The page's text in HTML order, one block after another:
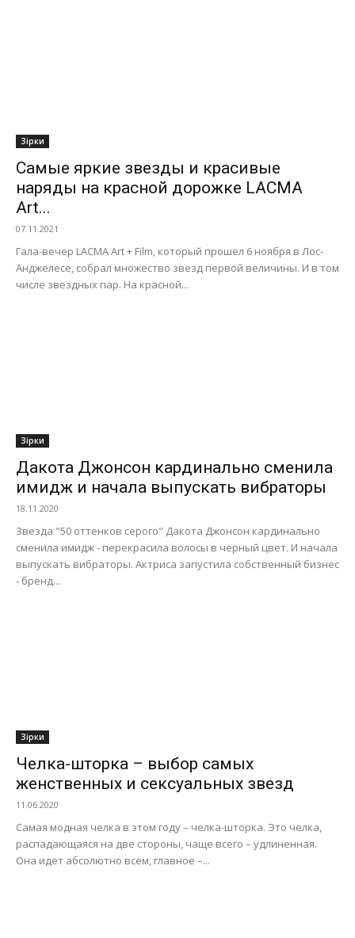
Зірки
Самые яркие звезды и красивые
наряды на красной дорожке LACMA
Art...
07.11.2021
Гала-вечер LACMA Art + Film, который прошел 6 ноября в Лос-
Анджелесе, собрал множество звезд первой величины. И в том
числе звездных пар. На красной...
Зірки
Дакота Джонсон кардинально сменила
имидж и начала выпускать вибраторы
18.11.2020
Звезда "50 оттенков серого" Дакота Джонсон кардинально
сменила имидж - перекрасила волосы в черный цвет. И начала
выпускать вибраторы. Актриса запустила собственный бизнес
- бренд...
Зірки
Челка-шторка – выбор самых
женственных и сексуальных звезд
11.06.2020
Самая модная челка в этом году – челка-шторка. Это челка,
распадающаяся на две стороны, чаще всего – удлиненная.
Она идет абсолютно всем, главное –...